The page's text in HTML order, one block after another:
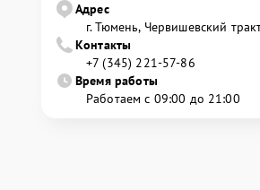
Адрес
г. Тюмень, ​Червишевский
Контакты
+7 (345) 221-57-86
Время работы
Работаем с 09:00 до 21:00